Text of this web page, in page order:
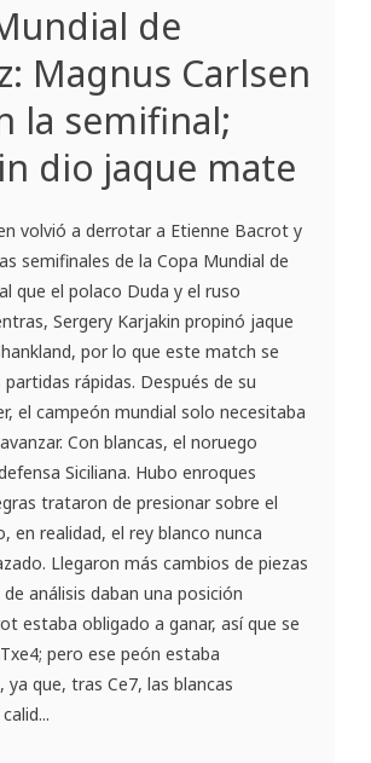
de
Magnus Carlsen
la semifinal;
dio jaque mate
volvió a derrotar a Etienne Bacrot y
semifinales de la Copa Mundial de
que el polaco Duda y el ruso
Sergery Karjakin propinó jaque
por lo que este match se
partidas rápidas. Después de su
el campeón mundial solo necesitaba
Con blancas, el noruego
Siciliana. Hubo enroques
trataron de presionar sobre el
en realidad, el rey blanco nunca
Llegaron más cambios de piezas
análisis daban una posición
estaba obligado a ganar, así que se
pero ese peón estaba
ya que, tras Ce7, las blancas